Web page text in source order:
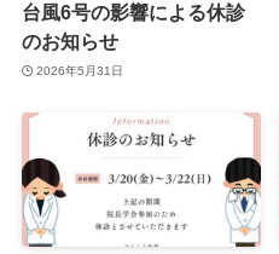
台風6号の影響による休診
のお知らせ
2026年5月31日